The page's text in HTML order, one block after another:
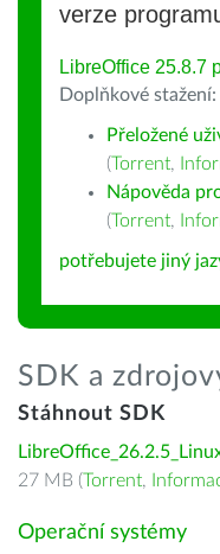
verze
LibreOffice 25.8.7
Doplňkové stažení:
Přeložené
(Torrent,
Nápověda
(Torrent,
potřebujete jiný
SDK a
Stáhnout SDK
27 MB (Torrent,
Operační systémy